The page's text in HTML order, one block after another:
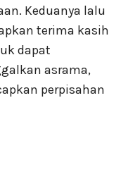
Keduanya lalu
terima kasih
dapat
asrama,
perpisahan